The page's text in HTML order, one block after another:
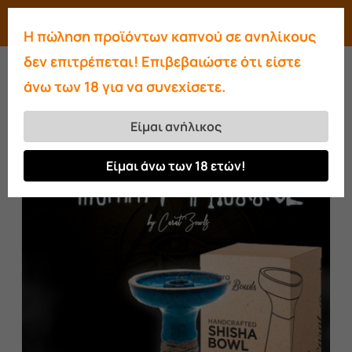
Skip
main
content
searchaccount
Αρχική σελίδα Μπολ
Carat bowls
Stoneware Mummy
Close
Η πώληση προϊόντων καπνού σε ανηλίκους
δεν επιτρέπεται! Επιβεβαιώστε ότι είστε
άνω των 18 για να συνεχίσετε.
Είμαι ανήλικος
Είμαι άνω των 18 ετών!